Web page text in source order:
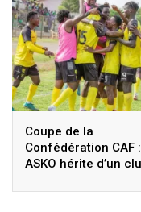
Coupe de la
Confédération CAF :
ASKO hérite d’un